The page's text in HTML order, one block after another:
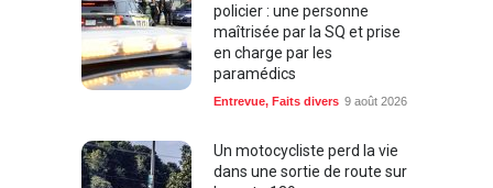
policier : une personne
maîtrisée par la SQ et prise
en charge par les
paramédics
Entrevue, Faits divers 9 août 2026
Un motocycliste perd la vie
dans une sortie de route sur